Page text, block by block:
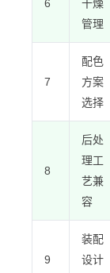
6
干燥
管理
7
配色
方案
选择
8
后处
理工
艺兼
容
9
装配
设计